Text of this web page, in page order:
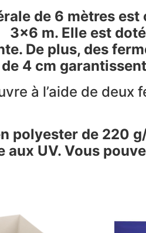
de 6 mètres
m. Elle est
De plus, des
4 cm
à l’aide de
polyester de 220
aux UV. Vous